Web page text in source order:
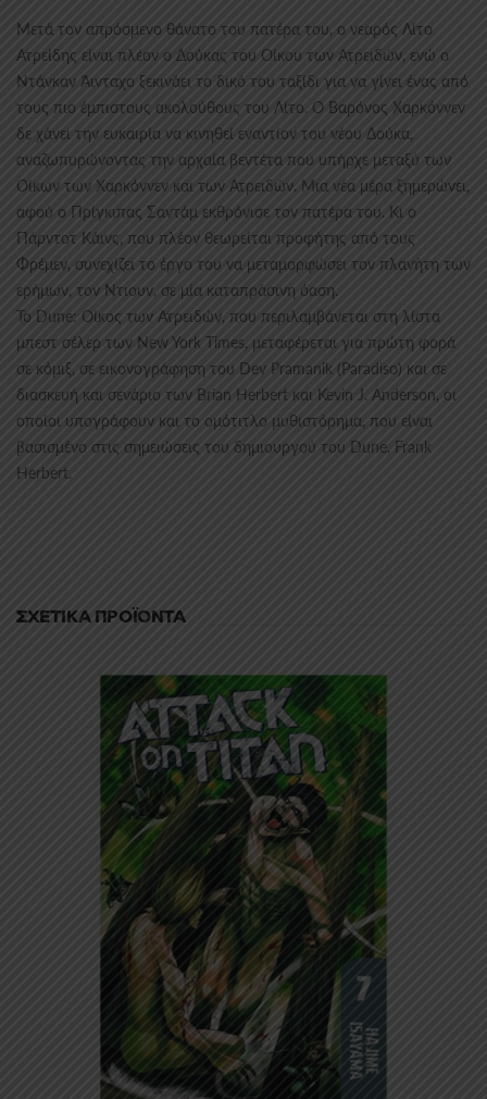
Μετά τον απρόσμενο θάνατο του πατέρα του, ο νεαρός Λίτο
Ατρείδης είναι πλέον ο Δούκας του Οίκου των Ατρειδών, ενώ ο
Ντάνκαν Άινταχο ξεκινάει το δικό του ταξίδι για να γίνει ένας από
τους πιο έμπιστους ακολούθους του Λίτο. Ο Βαρόνος Χαρκόννεν
δε χάνει την ευκαιρία να κινηθεί εναντίον του νέου Δούκα,
αναζωπυρώνοντας την αρχαία βεντέτα που υπήρχε μεταξύ των
Οίκων των Χαρκόννεν και των Ατρειδών. Μια νέα μέρα ξημερώνει,
αφού ο Πρίγκιπας Σαντάμ εκθρόνισε τον πατέρα του. Κι ο
Πάρντοτ Κάινς, που πλέον θεωρείται προφήτης από τους
Φρέμεν, συνεχίζει το έργο του να μεταμορφώσει τον πλανήτη των
ερήμων, τον Ντιουν, σε μία καταπράσινη όαση.
Το Dune: Οίκος των Ατρειδών, που περιλαμβάνεται στη λίστα
μπεστ σέλερ των New York Times, μεταφέρεται για πρώτη φορά
σε κόμιξ, σε εικονογράφηση του Dev Pramanik (Paradiso) και σε
διασκευή και σενάριο των Brian Herbert και Kevin J. Anderson, οι
οποίοι υπογράφουν και το ομότιτλο μυθιστόρημα, που είναι
βασισμένο στις σημειώσεις του δημιουργού του Dune, Frank
Herbert.
ΣΧΕΤΙΚΆ ΠΡΟΪΌΝΤΑ